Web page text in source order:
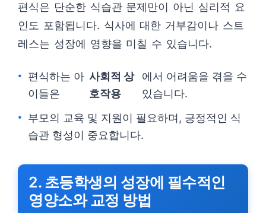
편식은 단순한 식습관 문제만이 아닌 심리적 요
인도 포함됩니다. 식사에 대한 거부감이나 스트
레스는 성장에 영향을 미칠 수 있습니다.
편식하는 아
이들은
사회적 상
호작용
에서 어려움을 겪을 수
있습니다.
부모의 교육 및 지원이 필요하며, 긍정적인 식
습관 형성이 중요합니다.
2. 초등학생의 성장에 필수적인
영양소와 교정 방법